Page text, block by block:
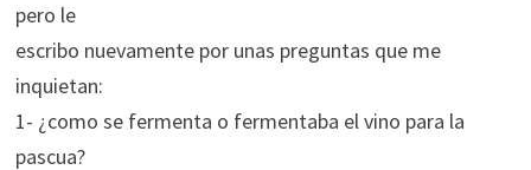
pero le
escribo nuevamente por unas preguntas que me
inquietan:
1- ¿como se fermenta o fermentaba el vino para la
pascua?